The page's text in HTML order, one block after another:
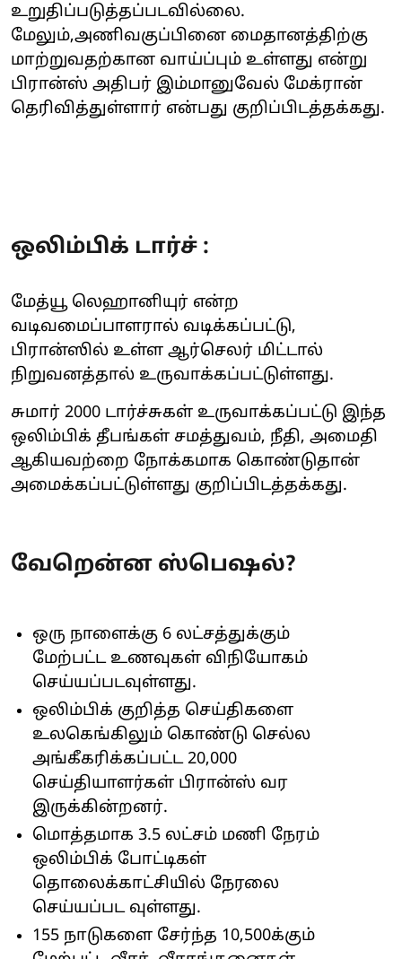
உறுதிப்படுத்தப்படவில்லை.
மேலும்,அணிவகுப்பினை மைதானத்திற்கு
மாற்றுவதற்கான வாய்ப்பும் உள்ளது என்று
பிரான்ஸ் அதிபர் இம்மானுவேல் மேக்ரான்
தெரிவித்துள்ளார் என்பது குறிப்பிடத்தக்கது.
ஒலிம்பிக் டார்ச் :
மேத்யூ லெஹானியுர் என்ற
வடிவமைப்பாளரால் வடிக்கப்பட்டு,
பிரான்ஸில் உள்ள ஆர்செலர் மிட்டால்
நிறுவனத்தால் உருவாக்கப்பட்டுள்ளது.
சுமார் 2000 டார்ச்சுகள் உருவாக்கப்பட்டு இந்த
ஒலிம்பிக் தீபங்கள் சமத்துவம், நீதி, அமைதி
ஆகியவற்றை நோக்கமாக கொண்டுதான்
அமைக்கப்பட்டுள்ளது குறிப்பிடத்தக்கது.
வேறென்ன ஸ்பெஷல்?
ஒரு நாளைக்கு 6 லட்சத்துக்கும்
மேற்பட்ட உணவுகள் விநியோகம்
செய்யப்படவுள்ளது.
ஒலிம்பிக் குறித்த செய்திகளை
உலகெங்கிலும் கொண்டு செல்ல
அங்கீகரிக்கப்பட்ட 20,000
செய்தியாளர்கள் பிரான்ஸ் வர
இருக்கின்றனர்.
மொத்தமாக 3.5 லட்சம் மணி நேரம்
ஒலிம்பிக் போட்டிகள்
தொலைக்காட்சியில் நேரலை
செய்யப்பட வுள்ளது.
155 நாடுகளை சேர்ந்த 10,500க்கும்